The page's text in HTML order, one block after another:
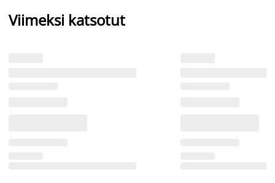
Viimeksi katsotut